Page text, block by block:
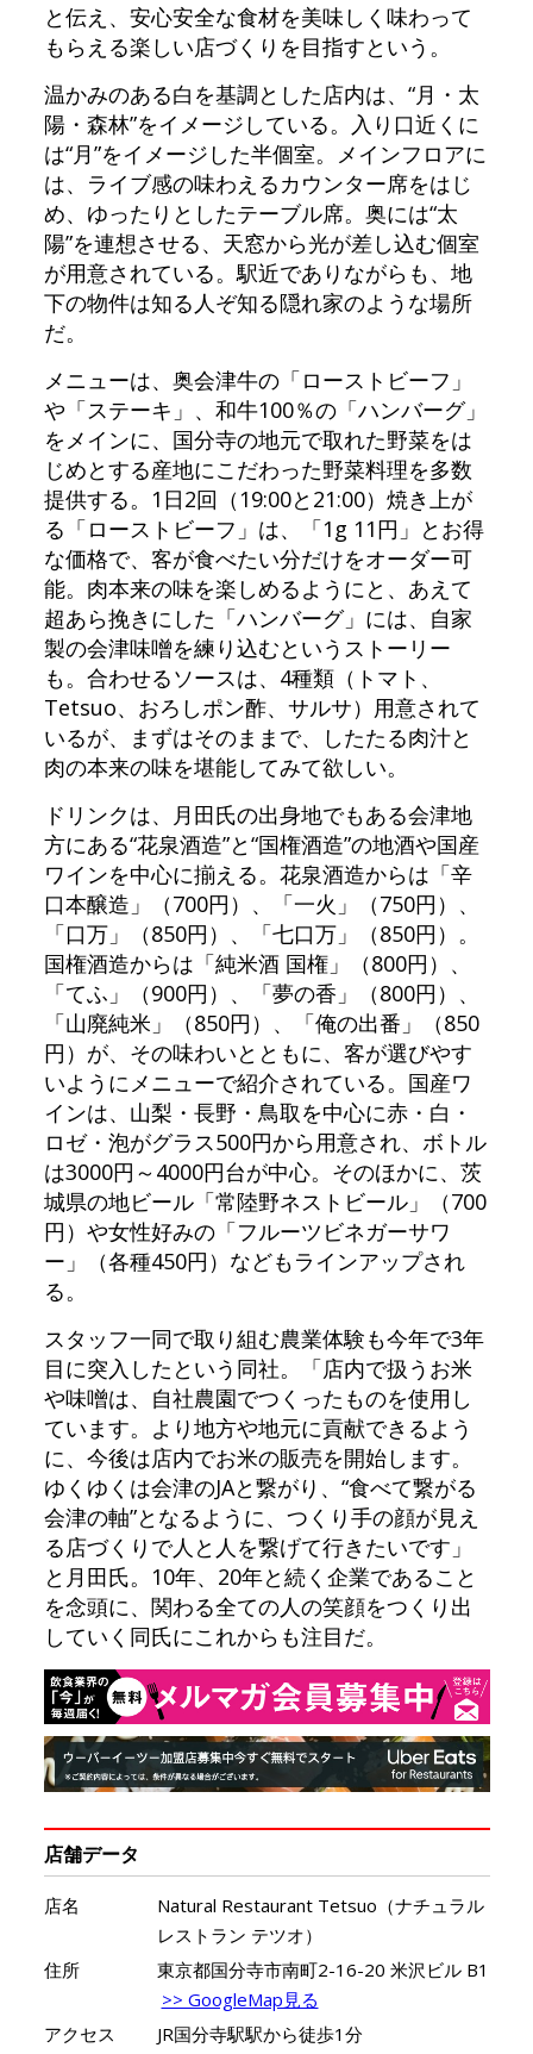
と伝え、安心安全な食材を美味しく味わって
もらえる楽しい店づくりを目指すという。
温かみのある白を基調とした店内は、“月・太
陽・森林”をイメージしている。入り口近くに
は“月”をイメージした半個室。メインフロアに
は、ライブ感の味わえるカウンター席をはじ
め、ゆったりとしたテーブル席。奥には“太
陽”を連想させる、天窓から光が差し込む個室
が用意されている。駅近でありながらも、地
下の物件は知る人ぞ知る隠れ家のような場所
だ。
メニューは、奥会津牛の「ローストビーフ」
や「ステーキ」、和牛100％の「ハンバーグ」
をメインに、国分寺の地元で取れた野菜をは
じめとする産地にこだわった野菜料理を多数
提供する。1日2回（19:00と21:00）焼き上が
る「ローストビーフ」は、「1g 11円」とお得
な価格で、客が食べたい分だけをオーダー可
能。肉本来の味を楽しめるようにと、あえて
超あら挽きにした「ハンバーグ」には、自家
製の会津味噌を練り込むというストーリー
も。合わせるソースは、4種類（トマト、
Tetsuo、おろしポン酢、サルサ）用意されて
いるが、まずはそのままで、したたる肉汁と
肉の本来の味を堪能してみて欲しい。
ドリンクは、月田氏の出身地でもある会津地
方にある“花泉酒造”と“国権酒造”の地酒や国産
ワインを中心に揃える。花泉酒造からは「辛
口本醸造」（700円）、「一火」（750円）、
「口万」（850円）、「七口万」（850円）。
国権酒造からは「純米酒 国権」（800円）、
「てふ」（900円）、「夢の香」（800円）、
「山廃純米」（850円）、「俺の出番」（850
円）が、その味わいとともに、客が選びやす
いようにメニューで紹介されている。国産ワ
インは、山梨・長野・鳥取を中心に赤・白・
ロゼ・泡がグラス500円から用意され、ボトル
は3000円～4000円台が中心。そのほかに、茨
城県の地ビール「常陸野ネストビール」（700
円）や女性好みの「フルーツビネガーサワ
ー」（各種450円）などもラインアップされ
る。
スタッフ一同で取り組む農業体験も今年で3年
目に突入したという同社。「店内で扱うお米
や味噌は、自社農園でつくったものを使用し
ています。より地方や地元に貢献できるよう
に、今後は店内でお米の販売を開始します。
ゆくゆくは会津のJAと繋がり、“食べて繋がる
会津の軸”となるように、つくり手の顔が見え
る店づくりで人と人を繋げて行きたいです」
と月田氏。10年、20年と続く企業であること
を念頭に、関わる全ての人の笑顔をつくり出
していく同氏にこれからも注目だ。
店舗データ
店名
Natural Restaurant Tetsuo（ナチュラル
レストラン テツオ）
住所
東京都国分寺市南町2-16-20 米沢ビル B1
>> GoogleMap見る
アクセス
JR国分寺駅駅から徒歩1分